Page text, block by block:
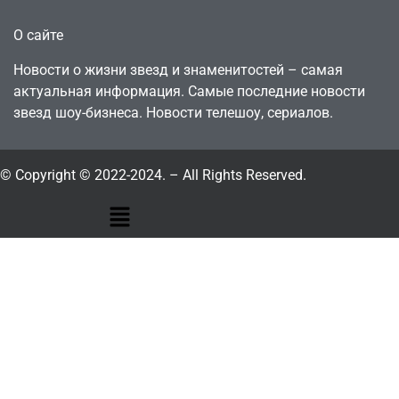
О сайте
Новости о жизни звезд и знаменитостей – самая
актуальная информация. Самые последние новости
звезд шоу-бизнеса. Новости телешоу, сериалов.
© Copyright © 2022-2024. – All Rights Reserved.